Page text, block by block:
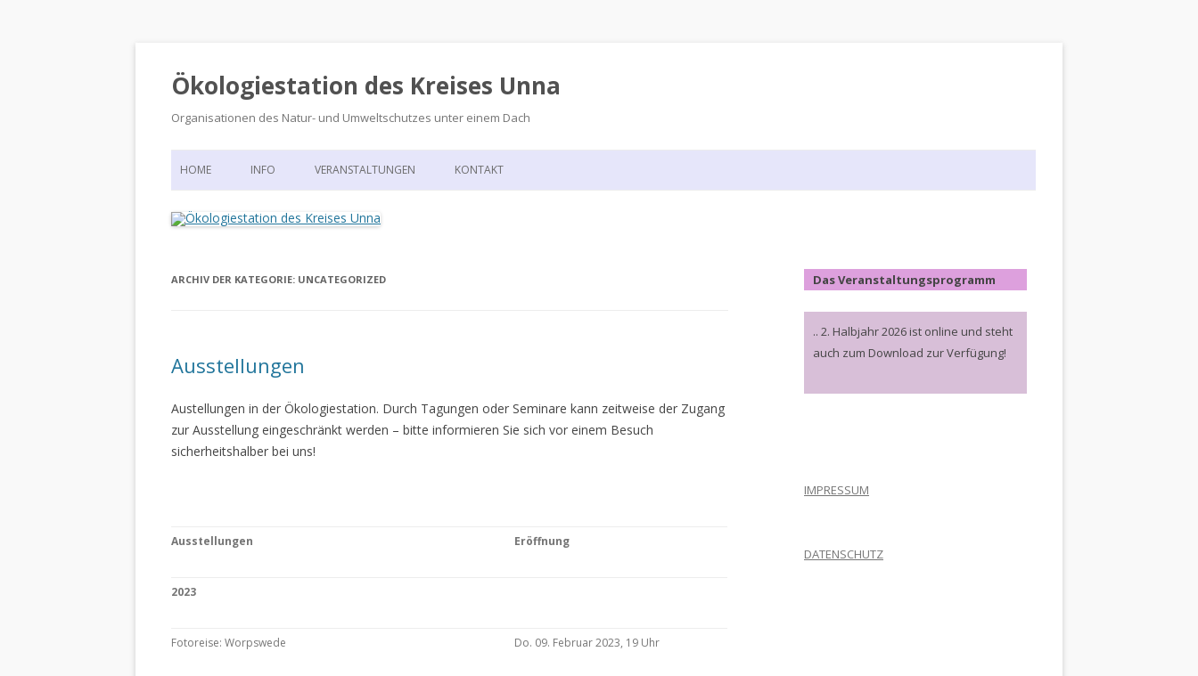
Ökologiestation des Kreises Unna
Organisationen des Natur- und Umweltschutzes unter einem Dach
Zum
HOME INFO VERANSTALTUNGEN KONTAKT
ARCHIV DER KATEGORIE: UNCATEGORIZED
Ausstellungen
Austellungen in der Ökologiestation. Durch Tagungen oder Seminare kann zeitweise der Zugang
zur Ausstellung eingeschränkt werden – bitte informieren Sie sich vor einem Besuch
sicherheitshalber bei uns!
Ausstellungen Eröffnung
2023
Fotoreise: Worpswede Do. 09. Februar 2023, 19 Uhr
Das Veranstaltungsprogramm
.. 2. Halbjahr 2026 ist online und steht
auch zum Download zur Verfügung!
IMPRESSUM
DATENSCHUTZ